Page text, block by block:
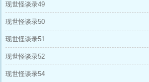
现世怪谈录49
现世怪谈录50
现世怪谈录51
现世怪谈录52
现世怪谈录54